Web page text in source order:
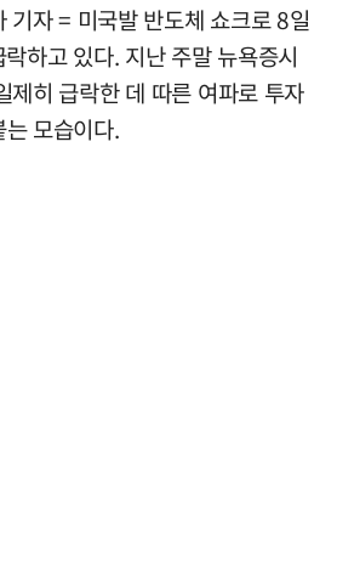
기자 = 미국발 반도체 쇼크로 8일
하고 있다. 지난 주말 뉴욕증시
제히 급락한 데 따른 여파로 투자
모습이다.